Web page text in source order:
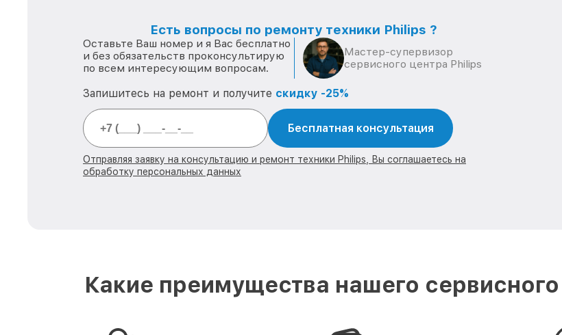
Есть вопросы по ремонту техники Philips ?
Оставьте Ваш номер и я Вас бесплатно
и без обязательств проконсультирую
по всем интересующим вопросам.
Мастер-супервизор
сервисного центра Philips
Запишитесь на ремонт и получите скидку -25%
Бесплатная консультация
Отправляя заявку на консультацию и ремонт техники Philips, Вы соглашаетесь на
обработку персональных данных
Какие преимущества нашего